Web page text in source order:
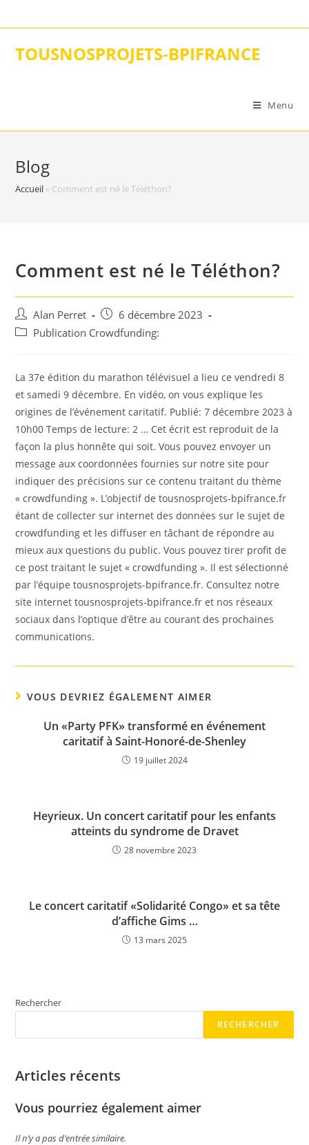
to
TOUSNOSPROJETS-BPIFRANCE
Menu
Blog
Accueil » Comment est né le Téléthon?
Comment est né le Téléthon?
Auteur/autrice
de
Alan Perret
Post
published:
6 décembre 2023
PostPublication Crowdfunding:
La 37e édition du marathon télévisuel a lieu ce vendredi 8
et samedi 9 décembre. En vidéo, on vous explique les
origines de l’événement caritatif. Publié: 7 décembre 2023 à
10h00 Temps de lecture: 2 … Cet écrit est reproduit de la
façon la plus honnête qui soit. Vous pouvez envoyer un
message aux coordonnées fournies sur notre site pour
indiquer des précisions sur ce contenu traitant du thème
« crowdfunding ». L’objectif de tousnosprojets-bpifrance.fr
étant de collecter sur internet des données sur le sujet de
crowdfunding et les diffuser en tâchant de répondre au
mieux aux questions du public. Vous pouvez tirer profit de
ce post traitant le sujet « crowdfunding ». Il est sélectionné
par l’équipe tousnosprojets-bpifrance.fr. Consultez notre
site internet tousnosprojets-bpifrance.fr et nos réseaux
sociaux dans l’optique d’être au courant des prochaines
communications.
VOUS DEVRIEZ ÉGALEMENT AIMER
Un «Party PFK» transformé en événement
caritatif à Saint-Honoré-de-Shenley
19 juillet 2024
Heyrieux. Un concert caritatif pour les enfants
atteints du syndrome de Dravet
28 novembre 2023
Le concert caritatif «Solidarité Congo» et sa tête
d’affiche Gims …
13 mars 2025
Rechercher
RECHERCHER
Articles récents
Vous pourriez également aimer
Il n’y a pas d’entrée similaire.